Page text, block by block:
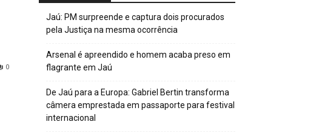
0
Jaú: PM surpreende e captura dois procurados
pela Justiça na mesma ocorrência
Arsenal é apreendido e homem acaba preso em
flagrante em Jaú
De Jaú para a Europa: Gabriel Bertin transforma
câmera emprestada em passaporte para festival
internacional